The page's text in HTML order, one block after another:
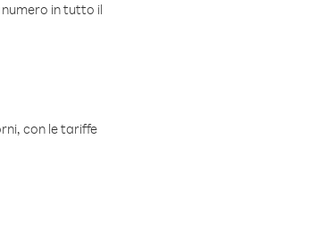
in tutto il
con le tariffe